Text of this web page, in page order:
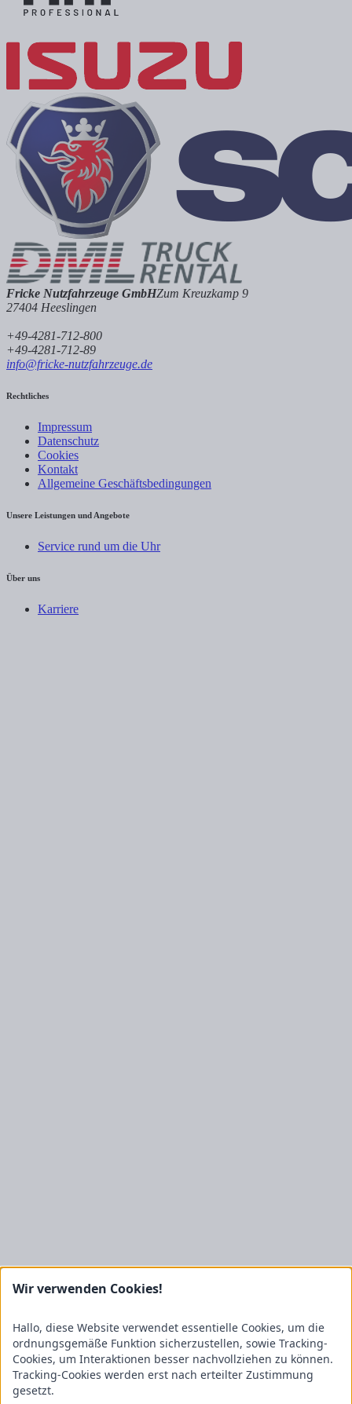
Fricke Nutzfahrzeuge GmbHZum Kreuzkamp 9
27404 Heeslingen
+49-4281-712-800
+49-4281-712-89
info@fricke-nutzfahrzeuge.de
Rechtliches
Impressum
Datenschutz
Cookies
Kontakt
Allgemeine Geschäftsbedingungen
Unsere Leistungen und Angebote
Service rund um die Uhr
Über uns
Karriere
Wir verwenden Cookies!
Hallo, diese Website verwendet essentielle Cookies, um die
ordnungsgemäße Funktion sicherzustellen, sowie Tracking-
Cookies, um Interaktionen besser nachvollziehen zu können.
Tracking-Cookies werden erst nach erteilter Zustimmung
gesetzt.